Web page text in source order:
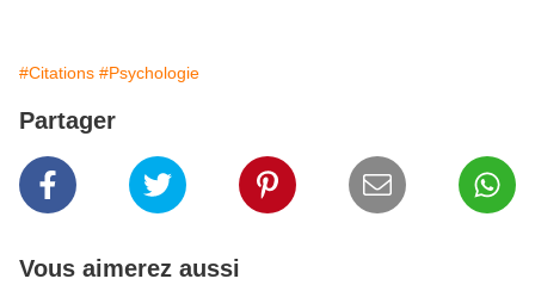
#Citations #Psychologie
Partager
Vous aimerez aussi